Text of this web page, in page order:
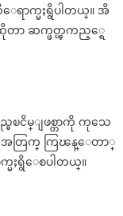
ာက္မႈရွိပါတယ္။ အိ
တာ ဆက္ဖတ္ၾကည့္ရေ
မၿငိမ္ျဖစ္တာကို ကုသေ
တဲ့အတြက္ ကြၽန္ေတာ္
ႈရွိေစပါတယ္။